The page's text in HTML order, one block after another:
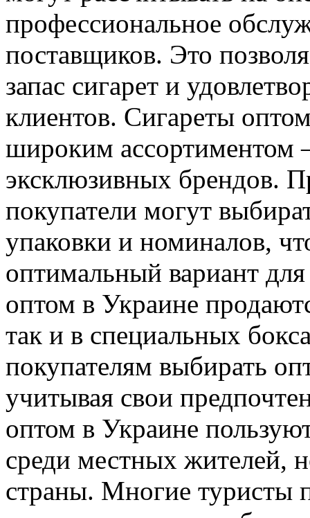
профессиональное
поставщиков. Это
запас сигарет и
клиентов. Сигареты
широким
эксклюзивных брендов.
покупатели могут
упаковки и номиналов,
оптимальный вариант
оптом в Украине
так и в специальных
покупателям выбирать
учитывая свои
оптом в Украине
среди местных жителей,
страны. Многие туристы